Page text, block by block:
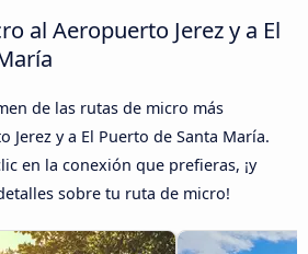
al Aeropuerto Jerez y a El
de las rutas de micro más
Jerez y a El Puerto de Santa María.
en la conexión que prefieras, ¡y
sobre tu ruta de micro!